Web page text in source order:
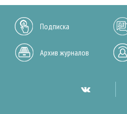
Подписка
Архив журналов